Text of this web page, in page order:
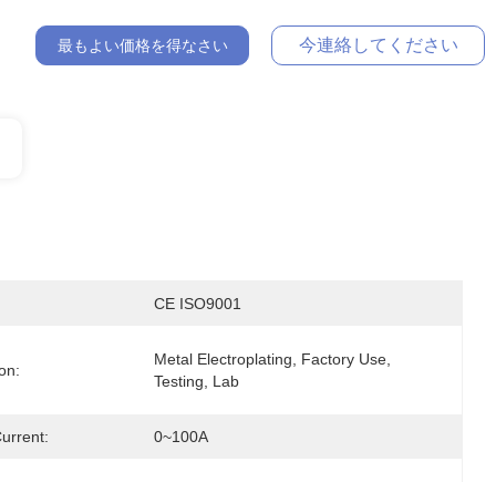
最もよい価格を得なさい 今連絡してください
CE ISO9001
Metal Electroplating, Factory Use,
Testing, Lab
0~100A